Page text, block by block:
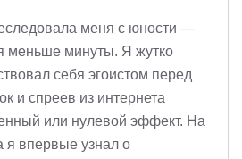
меня с юности —
меньше минуты. Я жутко
себя эгоистом перед
и спреев из интернета
или нулевой эффект. На
я впервые узнал о